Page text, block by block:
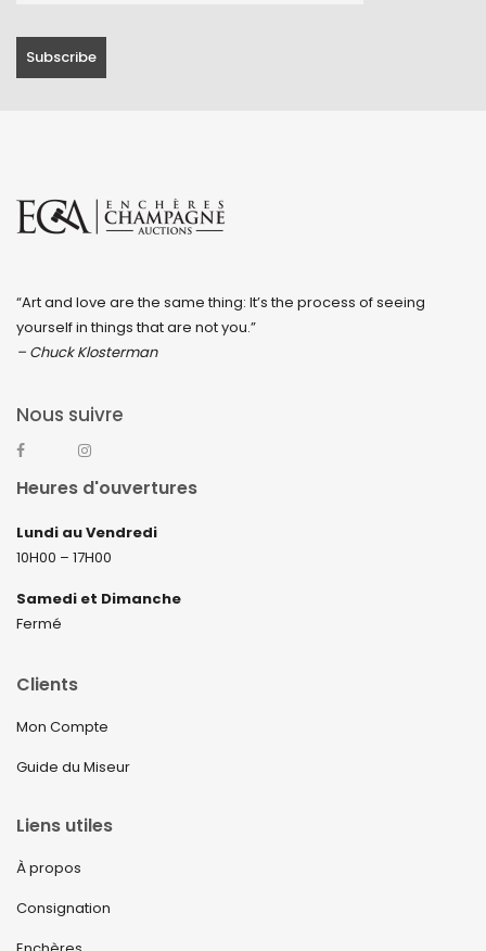
“Art and love are the same thing: It’s the process of seeing
yourself in things that are not you.”
– Chuck Klosterman
Nous suivre
Heures d'ouvertures
Lundi au Vendredi
10H00 – 17H00
Samedi et Dimanche
Fermé
Clients
Mon Compte
Guide du Miseur
Liens utiles
À propos
Consignation